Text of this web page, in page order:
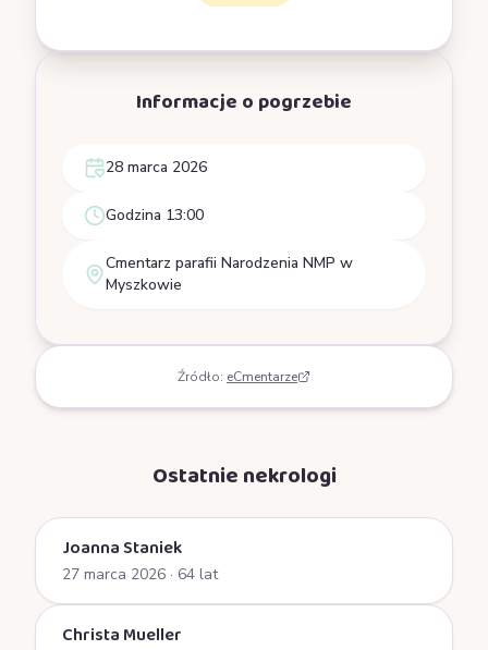
Informacje o pogrzebie
28 marca 2026
Godzina 13:00
Cmentarz parafii Narodzenia NMP w
Myszkowie
Źródło: eCmentarze
Ostatnie nekrologi
Joanna Staniek
27 marca 2026 · 64 lat
Christa Mueller